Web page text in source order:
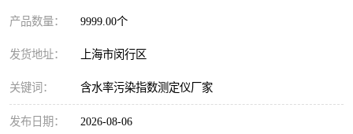
产品数量： 9999.00个
发货地址： 上海市闵行区
关键词： 含水率污染指数测定仪厂家
发布日期： 2026-08-06